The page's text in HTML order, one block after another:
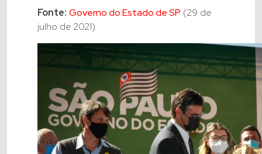
Fonte: Governo do Estado de SP (29 de
julho de 2021)